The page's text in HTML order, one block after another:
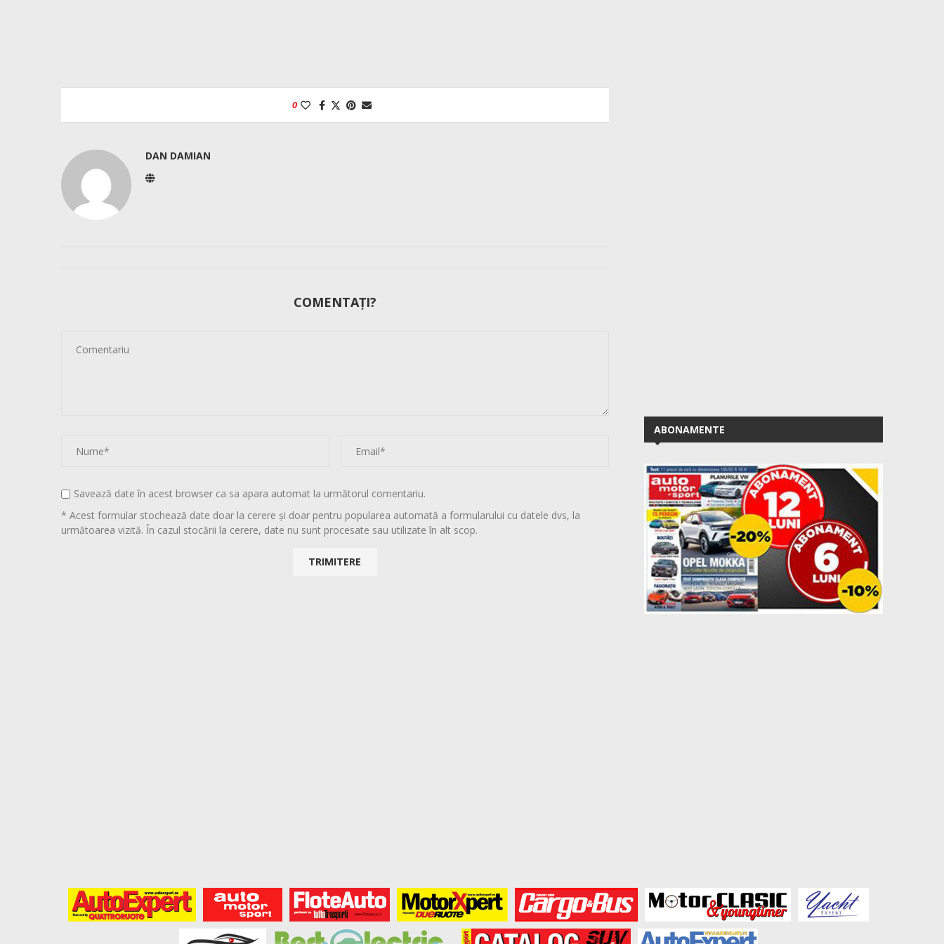
0
DAN DAMIAN
COMENTAȚI?
Savează date în acest browser ca sa apara automat la următorul comentariu.
* Acest formular stochează date doar la cerere și doar pentru popularea automată a formularului cu datele dvs, la
următoarea vizită. În cazul stocării la cerere, date nu sunt procesate sau utilizate în alt scop.
ABONAMENTE